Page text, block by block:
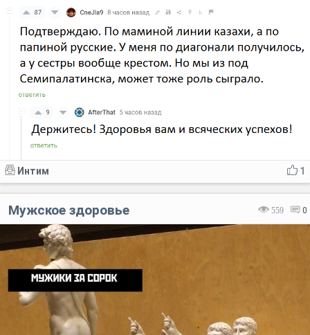
1
Интим
559 0
Мужское здоровье